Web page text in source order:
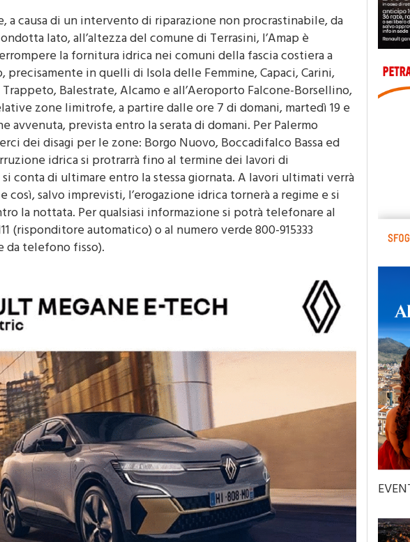
a causa di un intervento di riparazione non procrastinabile, da
Iato, all’altezza del comune di Terrasini, l’Amap è
la fornitura idrica nei comuni della fascia costiera a
precisamente in quelli di Isola delle Femmine, Capaci, Carini,
Balestrate, Alcamo e all’Aeroporto Falcone-Borsellino,
zone limitrofe, a partire dalle ore 7 di domani, martedì 19 e
avvenuta, prevista entro la serata di domani. Per Palermo
dei disagi per le zone: Borgo Nuovo, Boccadifalco Bassa ed
idrica si protrarrà fino al termine dei lavori di
conta di ultimare entro la stessa giornata. A lavori ultimati verrà
così, salvo imprevisti, l’erogazione idrica tornerà a regime e si
la nottata. Per qualsiasi informazione si potrà telefonare al
(risponditore automatico) o al numero verde 800-915333
da telefono fisso).